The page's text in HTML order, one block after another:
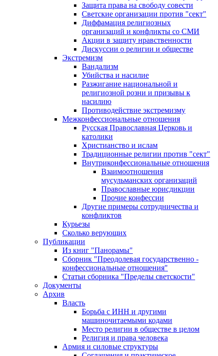
Защита права на свободу совести
Светские организации против "сект"
Диффамация религиозных
организаций и конфликты со СМИ
Акции в защиту нравственности
Дискуссии о религии и обществе
Экстремизм
Вандализм
Убийства и насилие
Разжигание национальной и
религиозной розни и призывы к
насилию
Противодействие экстремизму
Межконфессиональные отношения
Русская Православная Церковь и
католики
Христианство и ислам
Традиционные религии против "сект"
Внутриконфессиональные отношения
Взаимоотношения
мусульманских организаций
Православные юрисдикции
Прочие конфессии
Другие примеры сотрудничества и
конфликтов
Курьезы
Сколько верующих
Публикации
Из книг "Панорамы"
Сборник "Преодолевая государственно -
конфессиональные отношения"
Статьи сборника "Пределы светскости"
Документы
Архив
Власть
Борьба с ИНН и другими
машиночитаемыми кодами
Место религии в обществе в целом
Религия и права человека
Армия и силовые структуры